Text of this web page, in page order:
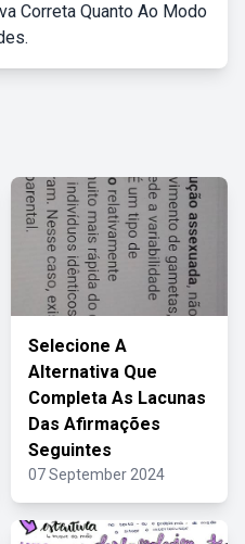
Correta Quanto Ao Modo
Selecione A
Alternativa Que
Completa As Lacunas
Das Afirmações
Seguintes
07 September 2024